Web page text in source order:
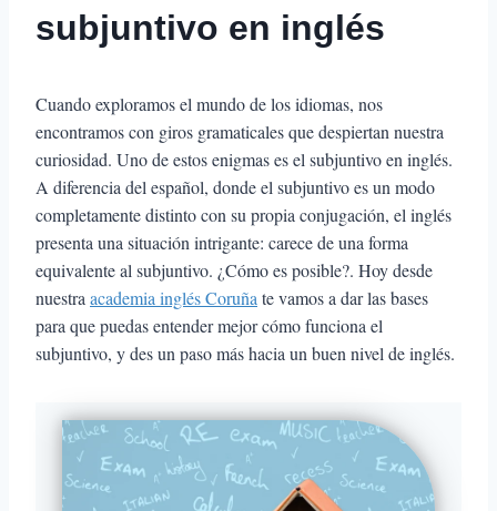
subjuntivo en inglés
Cuando exploramos el mundo de los idiomas, nos
encontramos con giros gramaticales que despiertan nuestra
curiosidad. Uno de estos enigmas es el subjuntivo en inglés.
A diferencia del español, donde el subjuntivo es un modo
completamente distinto con su propia conjugación, el inglés
presenta una situación intrigante: carece de una forma
equivalente al subjuntivo. ¿Cómo es posible?. Hoy desde
nuestraacademia inglés Coruñate vamos a dar las bases
para que puedas entender mejor cómo funciona el
subjuntivo, y des un paso más hacia un buen nivel de inglés.